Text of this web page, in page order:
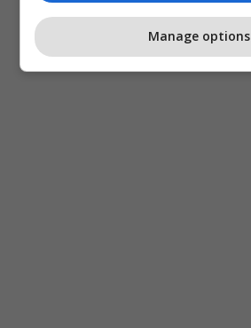
Manage options